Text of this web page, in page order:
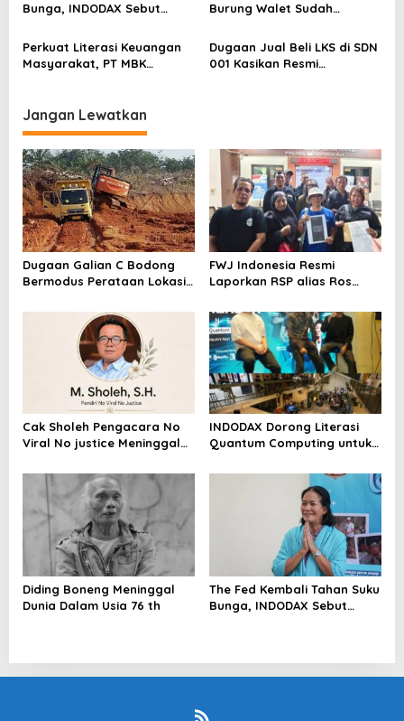
Bunga, INDODAX Sebut
Sentimen Pasar
Burung Walet Sudah
Pelapor Desak Polda Jambi
Segera Lakukan Penahanan
Perkuat Literasi Keuangan
Masyarakat, PT MBK
Dugaan Jual Beli LKS di SDN
001 Kasikan Resmi
Jangan Lewatkan
Dugaan Galian C Bodong
Bermodus Perataan Lokasi
Riau Akan Tinjauan Lokasi
FWJ Indonesia Resmi
Laporkan RSP alias Ros
Cak Sholeh Pengacara No
Viral No justice Meninggal
INDODAX Dorong Literasi
Quantum Computing untuk
Blockchain
Diding Boneng Meninggal
Dunia Dalam Usia 76 th
The Fed Kembali Tahan Suku
Bunga, INDODAX Sebut